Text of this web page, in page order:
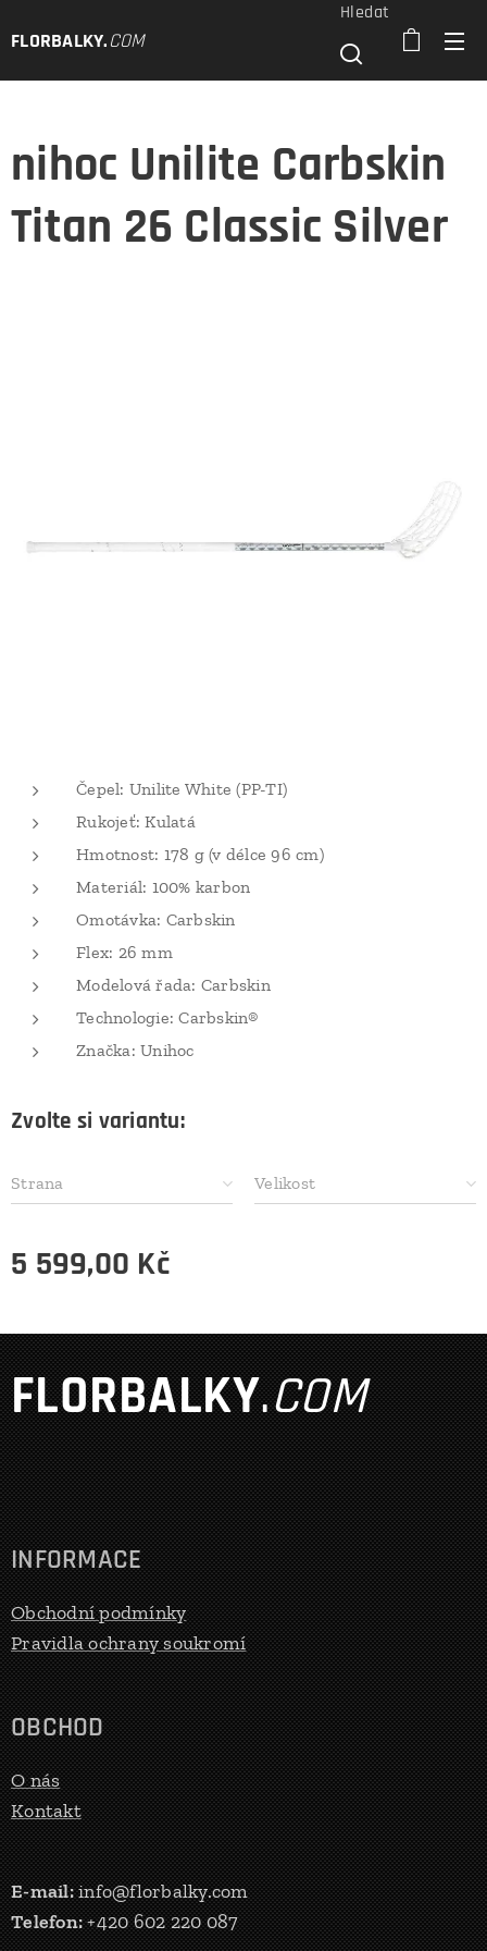
FLORBALKY.COM
Hledat
nihoc Unilite Carbskin
Titan 26 Classic Silver
Čepel: Unilite White (PP-TI)
Rukojeť: Kulatá
Hmotnost: 178 g (v délce 96 cm)
Materiál: 100% karbon
Omotávka: Carbskin
Flex: 26 mm
Modelová řada: Carbskin
Technologie: Carbskin®
Značka: Unihoc
Zvolte si variantu:
Strana Velikost
5 599,00 Kč
FLORBALKY.COM
INFORMACE
Obchodní podmínky
Pravidla ochrany soukromí
OBCHOD
O nás
Kontakt
E-mail:info@florbalky.com
Telefon:+420 602 220 087